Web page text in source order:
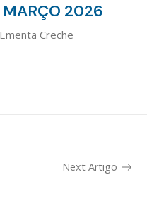
MARÇO 2026
Ementa Creche
Next Artigo